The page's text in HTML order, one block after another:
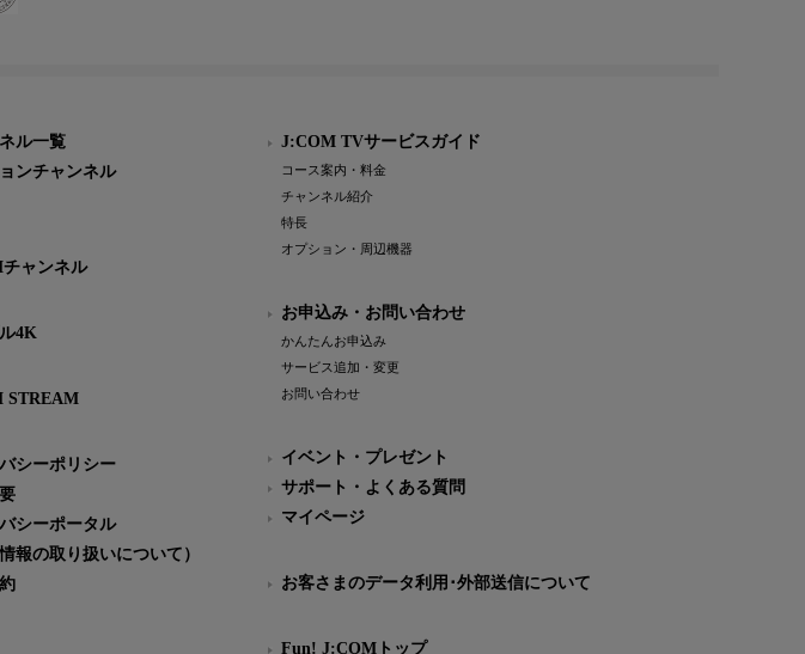
ル一覧
ンチャンネル
ャンネル
4K
STREAM
シーポリシー
シーポータル
情報の取り扱いについて）
J:COM TVサービスガイド
コース案内・料金
チャンネル紹介
特長
オプション・周辺機器
お申込み・お問い合わせ
かんたんお申込み
サービス追加・変更
お問い合わせ
イベント・プレゼント
サポート・よくある質問
マイページ
お客さまのデータ利用･外部送信について
Fun! J:COMトップ